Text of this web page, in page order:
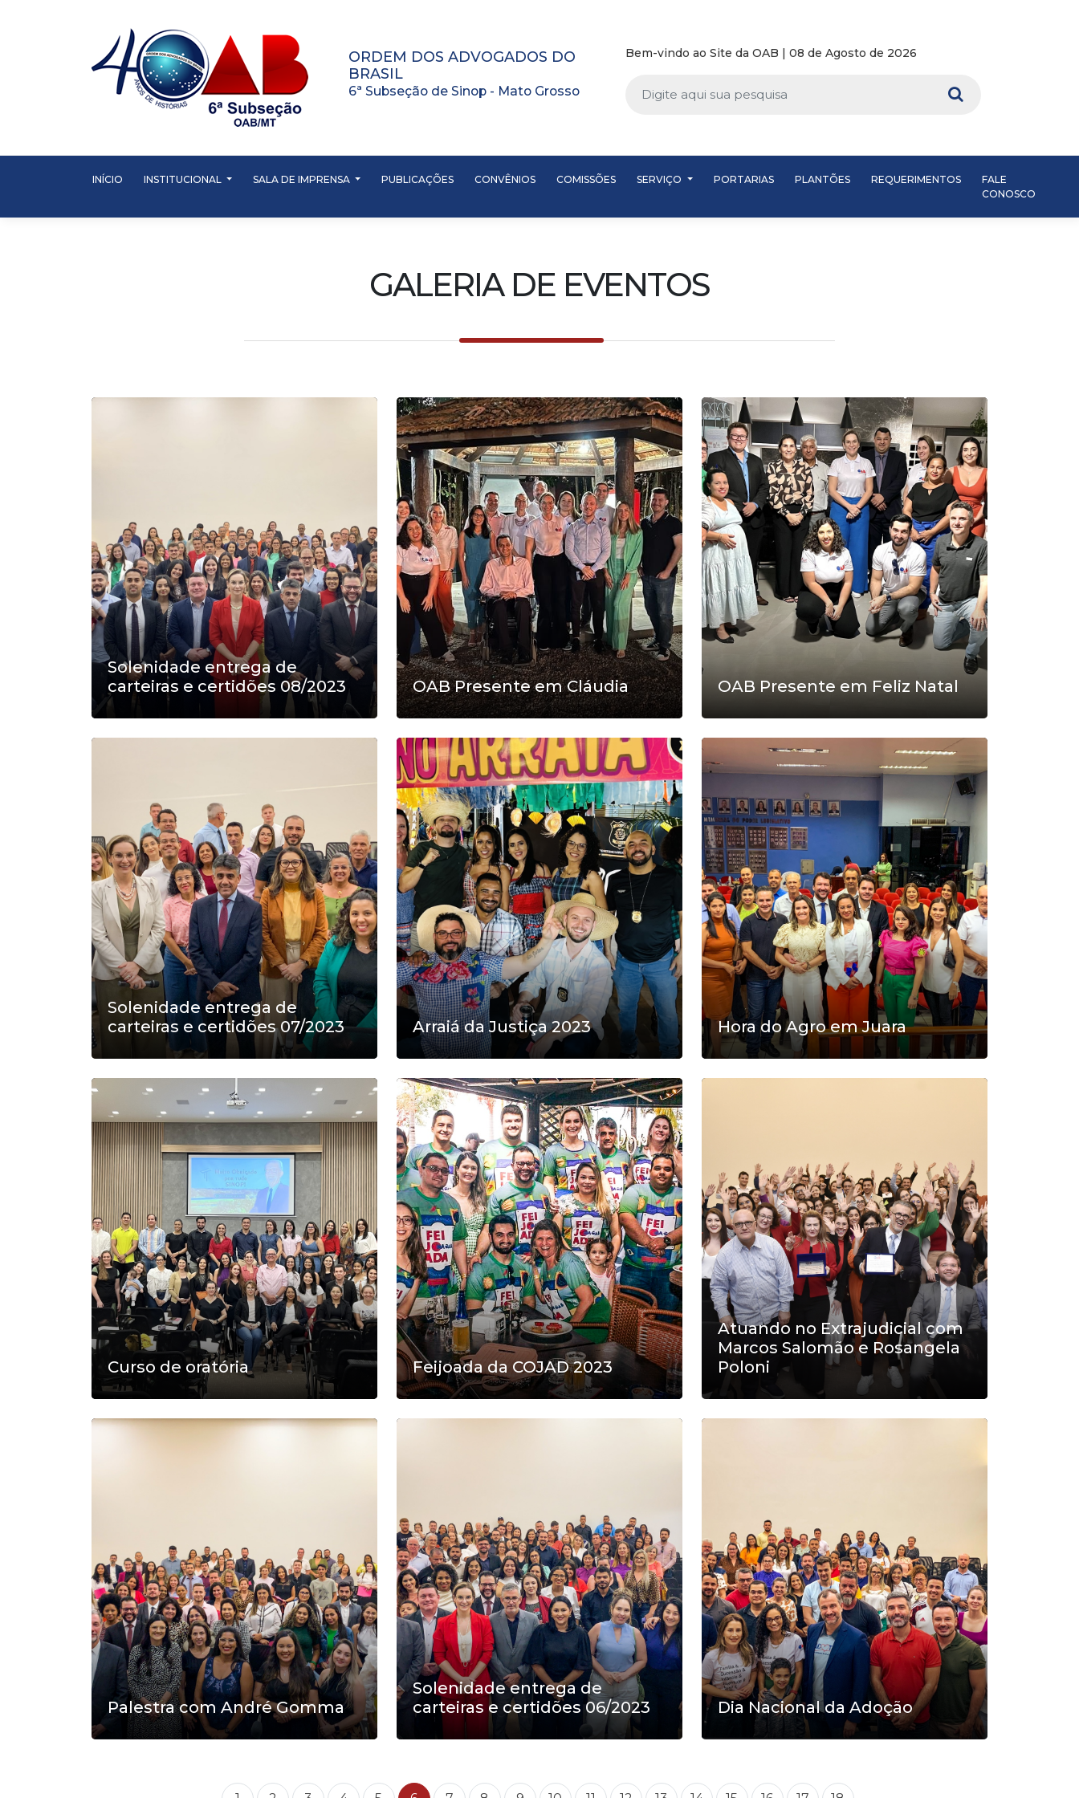
ORDEM DOS ADVOGADOS DO
BRASIL
6ª Subseção de Sinop - Mato Grosso
Bem-vindo ao Site da OAB | 08 de Agosto de 2026
INÍCIO INSTITUCIONAL SALA DE IMPRENSA PUBLICAÇÕES CONVÊNIOS COMISSÕES SERVIÇO PORTARIAS PLANTÕES REQUERIMENTOS
FALE
CONOSCO
GALERIA DE EVENTOS
Solenidade entrega de
carteiras e certidões 08/2023
OAB Presente em Cláudia OAB Presente em Feliz Natal
Solenidade entrega de
carteiras e certidões 07/2023
Arraiá da Justiça 2023 Hora do Agro em Juara
Curso de oratória Feijoada da COJAD 2023
Atuando no Extrajudicial com
Marcos Salomão e Rosangela
Poloni
Palestra com André Gomma
Solenidade entrega de
carteiras e certidões 06/2023
Dia Nacional da Adoção